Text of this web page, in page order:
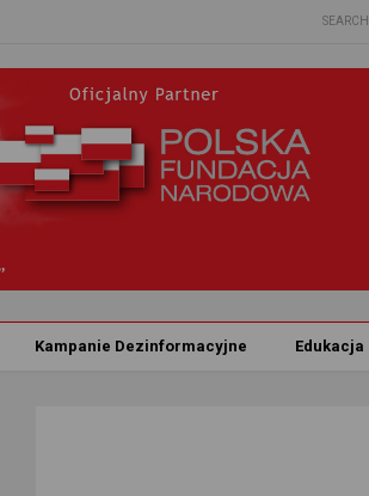
SEARCH
Kampanie Dezinformacyjne Edukacja